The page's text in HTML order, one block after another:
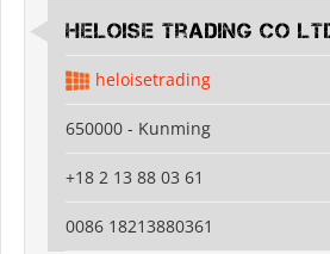
Heloise Trading Co
heloisetrading
650000 - Kunming
+18 2 13 88 03 61
0086 18213880361